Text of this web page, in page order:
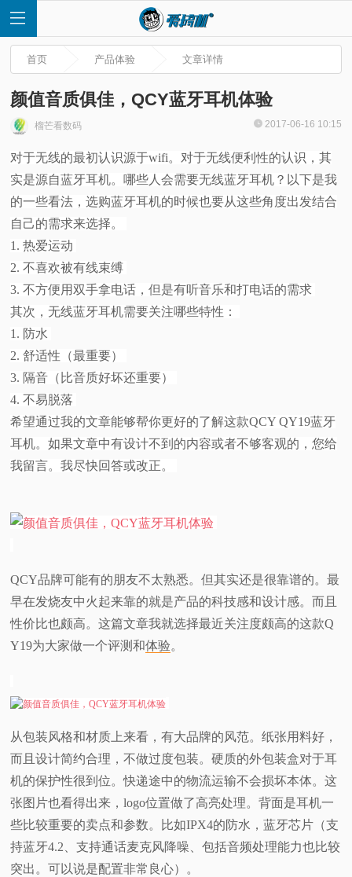
页
快
测
视
频
验
题
首页 产品体验 文章详情
颜值音质俱佳，QCY蓝牙耳机体验
榴芒看数码 2017-06-16 10:15
对于无线的最初认识源于wifi。对于无线便利性的认识，其
实是源自蓝牙耳机。哪些人会需要无线蓝牙耳机？以下是我
的一些看法，选购蓝牙耳机的时候也要从这些角度出发结合
自己的需求来选择。
1. 热爱运动
2. 不喜欢被有线束缚
3. 不方便用双手拿电话，但是有听音乐和打电话的需求
其次，无线蓝牙耳机需要关注哪些特性：
1. 防水
2. 舒适性（最重要）
3. 隔音（比音质好坏还重要）
4. 不易脱落
希望通过我的文章能够帮你更好的了解这款QCY QY19蓝牙
耳机。如果文章中有设计不到的内容或者不够客观的，您给
我留言。我尽快回答或改正。
QCY品牌可能有的朋友不太熟悉。但其实还是很靠谱的。最
早在发烧友中火起来靠的就是产品的科技感和设计感。而且
性价比也颇高。这篇文章我就选择最近关注度颇高的这款Q
Y19为大家做一个评测和体验。
从包装风格和材质上来看，有大品牌的风范。纸张用料好，
而且设计简约合理，不做过度包装。硬质的外包装盒对于耳
机的保护性很到位。快递途中的物流运输不会损坏本体。这
张图片也看得出来，logo位置做了高亮处理。背面是耳机一
些比较重要的卖点和参数。比如IPX4的防水，蓝牙芯片（支
持蓝牙4.2、支持通话麦克风降噪、包括音频处理能力也比较
突出。可以说是配置非常良心）。